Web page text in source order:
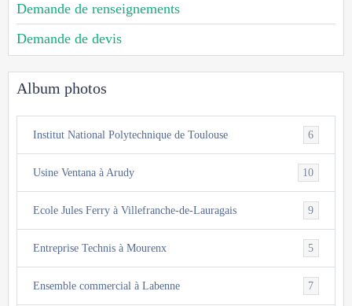
Demande de renseignements
Demande de devis
Album photos
Institut National Polytechnique de Toulouse 6
Usine Ventana à Arudy 10
Ecole Jules Ferry à Villefranche-de-Lauragais 9
Entreprise Technis à Mourenx 5
Ensemble commercial à Labenne 7